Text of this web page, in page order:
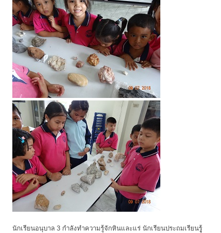
นักเรียนอนุบาล 3 กำลังทำความรู้จักหินและแร่ นักเรียนประถมเรียนรูู้